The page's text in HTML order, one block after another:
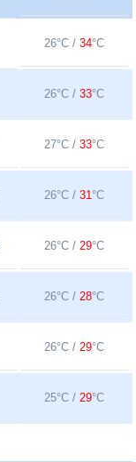
26°C / 34°C
26°C / 33°C
27°C / 33°C
26°C / 31°C
26°C / 29°C
26°C / 28°C
26°C / 29°C
25°C / 29°C